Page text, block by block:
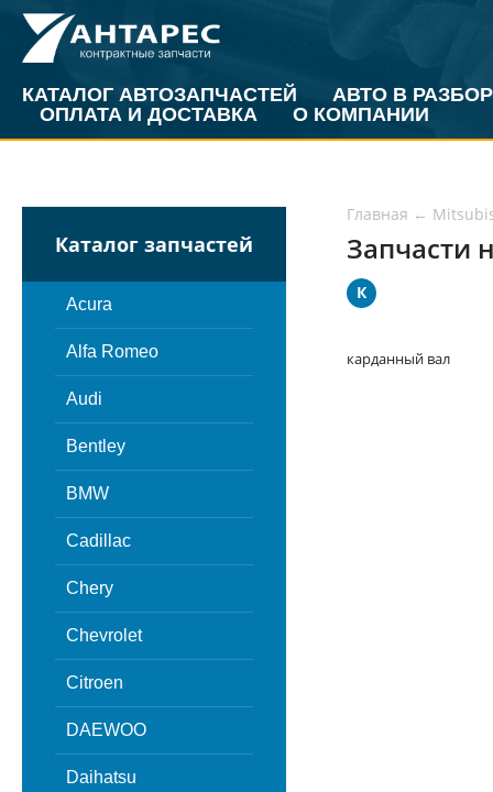
КАТАЛОГ АВТОЗАПЧАСТЕЙ
АВТО В РАЗБОР
ОПЛАТА И ДОСТАВКА
О КОМПАНИИ
Каталог запчастей
Acura
Alfa Romeo
Audi
Bentley
BMW
Cadillac
Chery
Chevrolet
Citroen
DAEWOO
Daihatsu
Главная ←
Запчасти
К
карданный вал